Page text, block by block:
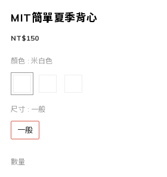
MIT簡單夏季背心
NT$150
顏色 : 米白色
尺寸 : 一般
一般
數量